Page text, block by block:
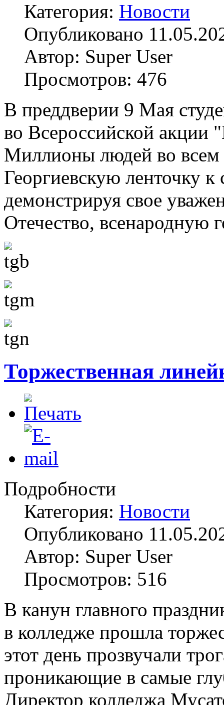
Категория: Новости
Опубликовано
Автор: Super User
Просмотров: 476
В преддверии 9 Мая
во Всероссийской акции
Миллионы людей во
Георгиевскую ленточку к
демонстрируя свое
Отечество, всенародную
Торжественная
Подробности
Категория: Новости
Опубликовано
Автор: Super User
Просмотров: 516
В канун главного
в колледже прошла
этот день прозвучали
проникающие в самые
Директор колледжа